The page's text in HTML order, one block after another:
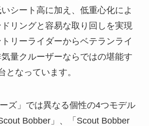
シート高に加え、低重心化によ
リングと容易な取り回しを実現
リーライダーからベテランライ
量クルーザーならではの堪能す
となっています。
ズ」では異なる個性の4つモデル
Bobber」、「Scout Bobber